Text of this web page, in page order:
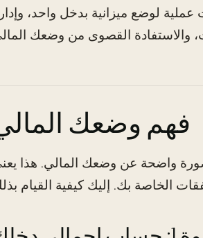
لوضع ميزانية بدخل واحد،
فهم وضعك
واضحة عن وضعك المالي. هذا